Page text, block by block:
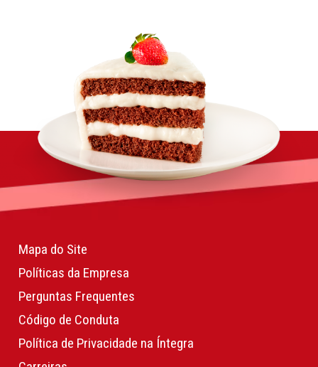
Mapa do Site
Políticas da Empresa
Perguntas Frequentes
Código de Conduta
Política de Privacidade na Íntegra